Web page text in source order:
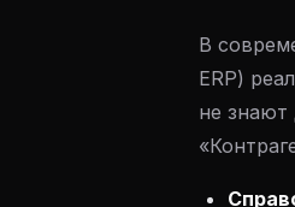
В
ERP)
не знают